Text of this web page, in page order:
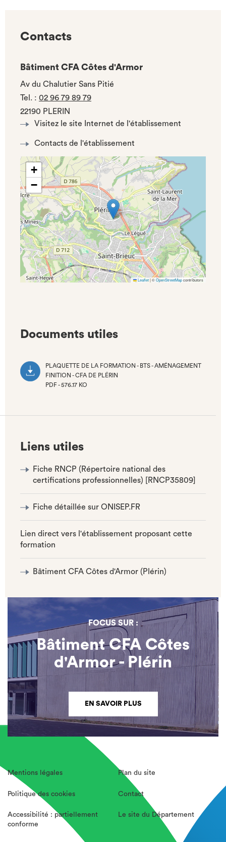
Contacts
Bâtiment CFA Côtes d'Armor
Av du Chalutier Sans Pitié
Tel. : 02 96 79 89 79
22190 PLERIN
Visitez le site Internet de l'établissement
Contacts de l'établissement
+
−
Leaflet|©OpenStreetMapcontributors
Documents utiles
PLAQUETTE DE LA FORMATION - BTS - AMÉNAGEMENT
FINITION - CFA DE PLÉRIN
PDF - 576.17 KO
Liens utiles
Fiche RNCP (Répertoire national des
certifications professionnelles) [RNCP35809]
Fiche détaillée sur ONISEP.FR
Lien direct vers l'établissement proposant cette
formation
Bâtiment CFA Côtes d'Armor (Plérin)
FOCUS SUR :
Bâtiment CFA Côtes
d'Armor - Plérin
EN SAVOIR PLUS
Mentions légales
Politique des cookies
Accessibilité : partiellement
conforme
Plan du site
Contact
Le site du Département